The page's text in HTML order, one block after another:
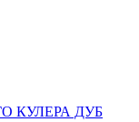
КУЛЕРА ДУБ